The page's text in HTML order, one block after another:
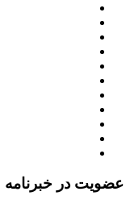
عضویت در خبرنامه